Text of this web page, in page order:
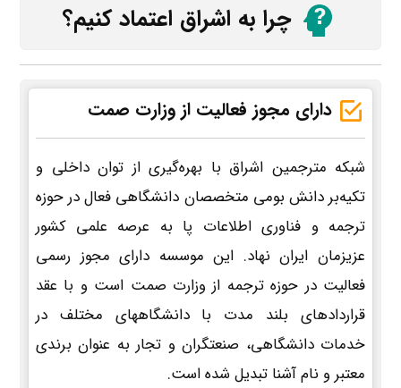
چرا به اشراق اعتماد کنیم؟
دارای مجوز فعالیت از وزارت صمت
شبکه مترجمین اشراق با بهره‌گیری از توان داخلی و
تکیه‌بر دانش بومی متخصصان دانشگاهی فعال در حوزه
ترجمه و فناوری اطلاعات پا به عرصه علمی کشور
عزیزمان ایران نهاد. این موسسه دارای مجوز رسمی
فعالیت در حوزه ترجمه از وزارت صمت است و با عقد
قراردادهای بلند مدت با دانشگاههای مختلف در
خدمات دانشگاهی، صنعتگران و تجار به عنوان برندی
معتبر و نام آشنا تبدیل شده است.